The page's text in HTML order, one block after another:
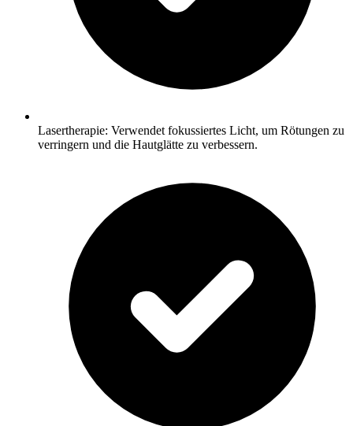
Lasertherapie: Verwendet fokussiertes Licht, um Rötungen zu
verringern und die Hautglätte zu verbessern.